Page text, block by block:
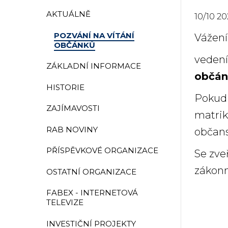
AKTUÁLNĚ
POZVÁNÍ NA VÍTÁNÍ
OBČÁNKŮ
ZÁKLADNÍ INFORMACE
HISTORIE
ZAJÍMAVOSTI
RAB NOVINY
PŘÍSPĚVKOVÉ ORGANIZACE
OSTATNÍ ORGANIZACE
FABEX - INTERNETOVÁ
TELEVIZE
INVESTIČNÍ PROJEKTY
10/10
Se